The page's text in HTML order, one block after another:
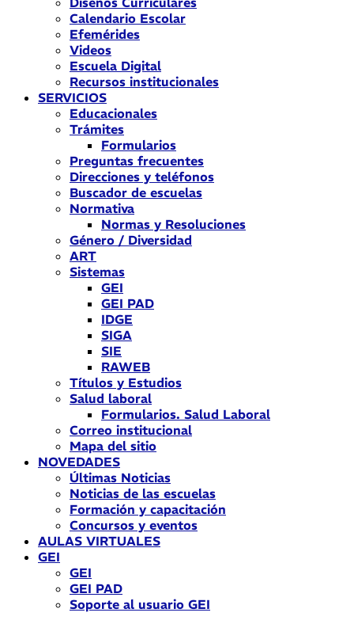
Calendario Escolar
Efemérides
Videos
Escuela Digital
Recursos institucionales
SERVICIOS
Educacionales
Trámites
Formularios
Preguntas frecuentes
Direcciones y teléfonos
Buscador de escuelas
Normativa
Normas y Resoluciones
Género / Diversidad
ART
Sistemas
GEI
GEI PAD
IDGE
SIGA
SIE
RAWEB
Títulos y Estudios
Salud laboral
Formularios. Salud Laboral
Correo institucional
Mapa del sitio
NOVEDADES
Últimas Noticias
Noticias de las escuelas
Formación y capacitación
Concursos y eventos
AULAS VIRTUALES
GEI
GEI
GEI PAD
Soporte al usuario GEI